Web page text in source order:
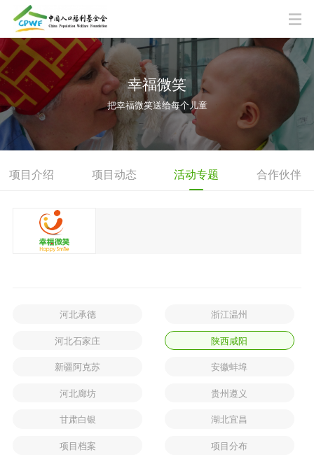
幸福微笑
把幸福微笑送给每个儿童
项目介绍 项目动态 活动专题 合作伙伴
河北承德 浙江温州
河北石家庄 陕西咸阳
新疆阿克苏 安徽蚌埠
河北廊坊 贵州遵义
甘肃白银 湖北宜昌
项目档案 项目分布